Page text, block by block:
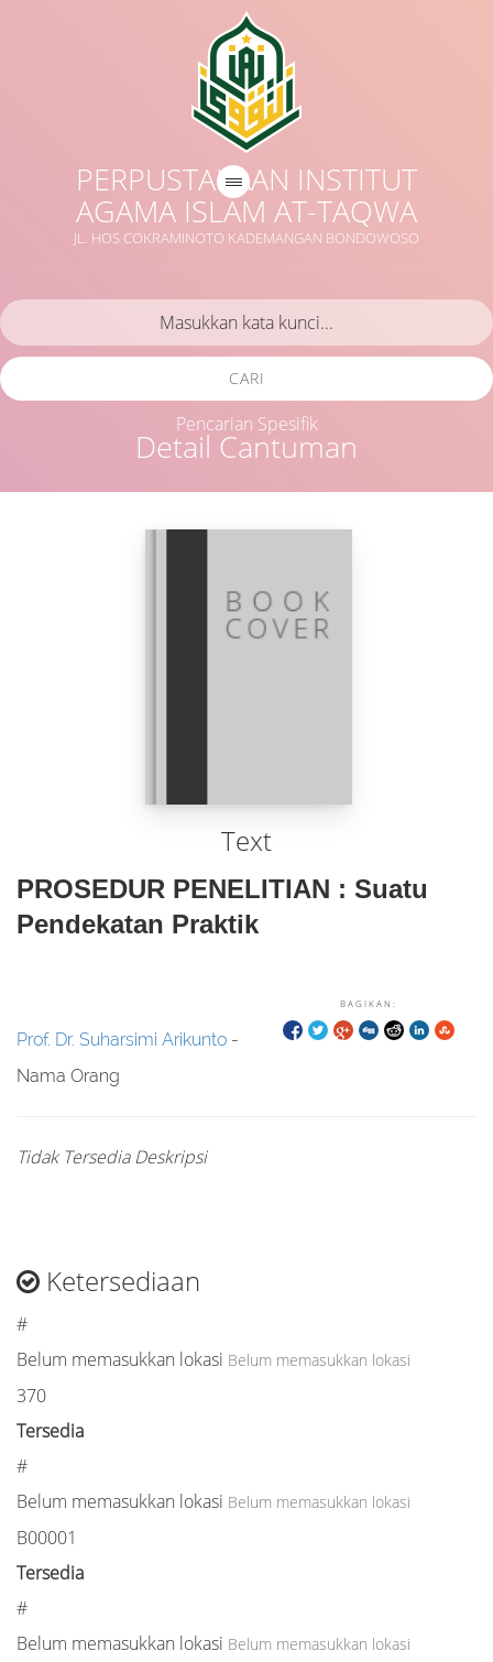
PERPUSTAKAAN INSTITUT
AGAMA ISLAM AT-TAQWA
JL. HOS COKRAMINOTO KADEMANGAN BONDOWOSO
Detail Cantuman
CARI
Pencarian Spesifik
Text
PROSEDUR PENELITIAN : Suatu
Pendekatan Praktik
BAGIKAN:
Prof. Dr. Suharsimi Arikunto -
Nama Orang
Tidak Tersedia Deskripsi
Ketersediaan
#
Belum memasukkan lokasi Belum memasukkan lokasi
370
Tersedia
#
Belum memasukkan lokasi Belum memasukkan lokasi
B00001
Tersedia
#
Belum memasukkan lokasi Belum memasukkan lokasi